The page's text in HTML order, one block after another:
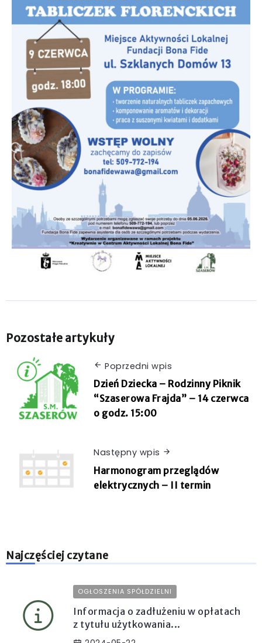
Pozostałe artykuły
Poprzedni wpis
Dzień Dziecka – Rodzinny Piknik
“Szaserowa Frajda” – 14 czerwca
o godz. 15:00
Następny wpis
Harmonogram przeglądów
elektrycznych – II termin
Najczęściej czytane
OGŁOSZENIA SPÓŁDZIELNI
Informacja o zadłużeniu w opłatach
z tytułu użytkowania...